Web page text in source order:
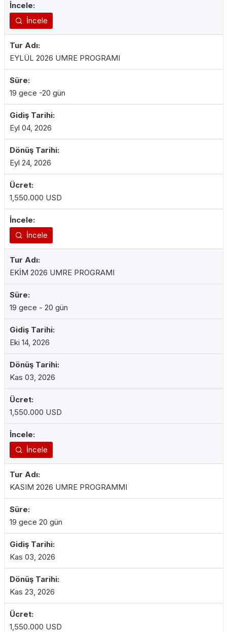
İncele
EYLÜL 2026 UMRE PROGRAMI
19 gece -20 gün
Eyl 04, 2026
Eyl 24, 2026
1,550.000 USD
İncele
EKİM 2026 UMRE PROGRAMI
19 gece - 20 gün
Eki 14, 2026
Kas 03, 2026
1,550.000 USD
İncele
KASIM 2026 UMRE PROGRAMMI
19 gece 20 gün
Kas 03, 2026
Kas 23, 2026
1,550.000 USD